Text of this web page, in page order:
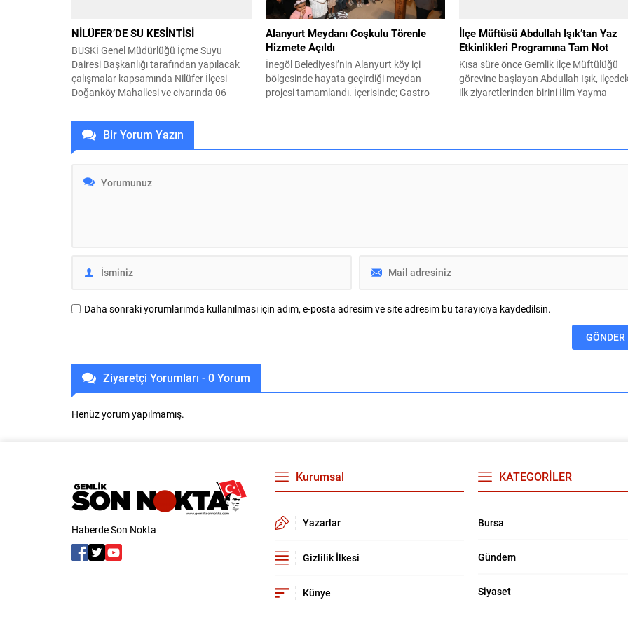
Ağustos...
çocukların gelişimini destekleyen
programlar...
NİLÜFER’DE SU KESİNTİSİ
BUSKİ Genel Müdürlüğü İçme Suyu
Dairesi Başkanlığı tarafından yapılacak
çalışmalar kapsamında Nilüfer İlçesi
Doğanköy Mahallesi ve civarında 06
saatleri arasında su kesintisi yapılacaktır.
Vatandaşların tedbirli olması rica olunur.
Alanyurt Meydanı Coşkulu Törenle
Hizmete Açıldı
İnegöl Belediyesi’nin Alanyurt köy içi
bölgesinde hayata geçirdiği meydan
projesi tamamlandı. İçerisinde; Gastro
sunulduğu meydan, düzenlenen coşkulu
İlçe Müftüsü Abdullah Işık’tan Yaz
Etkinlikleri Programına Tam Not
Kısa süre önce Gemlik İlçe Müftülüğü
görevine başlayan Abdullah Işık,
ilk ziyaretlerinden birini İlim Yayma
üyeleri tarafından karşılanan Müftü
Bir Yorum Yazın
Daha sonraki yorumlarımda kullanılması için adım, e-posta adresim ve site adresim bu tarayıcıya kaydedilsin.
Ziyaretçi Yorumları - 0 Yorum
Henüz yorum yapılmamış.
Haberde Son Nokta
Kurumsal
Yazarlar
Gizlilik İlkesi
Künye
KATEGORİLER
Bursa
Gündem
Siyaset